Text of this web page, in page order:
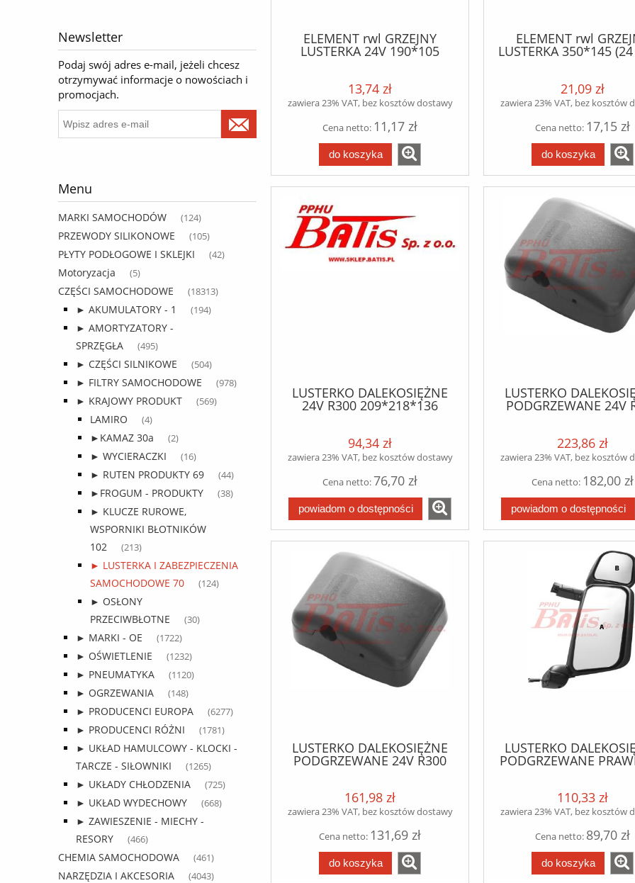
Newsletter
Podaj swój adres e-mail, jeżeli chcesz
otrzymywać informacje o nowościach i
promocjach.
Menu
MARKI SAMOCHODÓW (124)
PRZEWODY SILIKONOWE (105)
PŁYTY PODŁOGOWE I SKLEJKI (42)
Motoryzacja (5)
CZĘŚCI SAMOCHODOWE (18313)
► AKUMULATORY - 1 (194)
► AMORTYZATORY -
SPRZĘGŁA
(495)
► CZĘŚCI SILNIKOWE (504)
► FILTRY SAMOCHODOWE (978)
► KRAJOWY PRODUKT (569)
LAMIRO (4)
►KAMAZ 30a (2)
► WYCIERACZKI (16)
► RUTEN PRODUKTY 69 (44)
►FROGUM - PRODUKTY (38)
► KLUCZE RUROWE,
WSPORNIKI BŁOTNIKÓW
102
(213)
► LUSTERKA I ZABEZPIECZENIA
SAMOCHODOWE 70
(124)
► OSŁONY
PRZECIWBŁOTNE
(30)
► MARKI - OE (1722)
► OŚWIETLENIE (1232)
► PNEUMATYKA (1120)
► OGRZEWANIA (148)
► PRODUCENCI EUROPA (6277)
► PRODUCENCI RÓŻNI (1781)
► UKŁAD HAMULCOWY - KLOCKI -
TARCZE - SIŁOWNIKI
(1265)
► UKŁADY CHŁODZENIA (725)
► UKŁAD WYDECHOWY (668)
► ZAWIESZENIE - MIECHY -
RESORY
(466)
CHEMIA SAMOCHODOWA (461)
NARZĘDZIA I AKCESORIA (4043)
ELEMENT rwl GRZEJNY
LUSTERKA 24V 190*105
13,74 zł
zawiera 23% VAT, bez kosztów dostawy
Cena netto: 11,17 zł
do koszyka
ELEMENT rwl
LUSTERKA 350*145
21,09 zł
zawiera 23% VAT, bez kosztów
Cena netto: 17,15 zł
do koszyka
LUSTERKO DALEKOSIĘŻNE
24V R300 209*218*136
04.2006 ALTERNATIVE
r/75/85/95 po 09.1992 rywal
94,34 zł
zawiera 23% VAT, bez kosztów dostawy
Cena netto:76,70 zł
powiadom o dostępności
LUSTERKO
PODGRZEWANE 24V
03.2000-
04.2006/ALTERN.75/
223,86 zł
zawiera 23% VAT, bez kosztów
Cena netto: 182,00 zł
powiadom o dostępności
LUSTERKO DALEKOSIĘŻNE
PODGRZEWANE 24V R300
03.2000-
04.2006/ALTERN.75/85/95 od
rywal
161,98 zł
zawiera 23% VAT, bez kosztów dostawy
Cena netto: 131,69 zł
do koszyka
LUSTERKO
PODGRZEWANE
110,33 zł
zawiera 23% VAT, bez kosztów
Cena netto: 89,70 zł
do koszyka